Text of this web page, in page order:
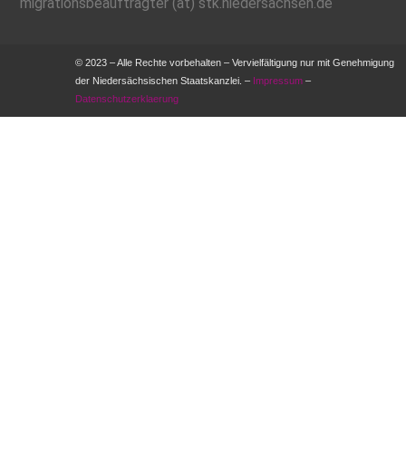
migrationsbeauftragter (at) stk.niedersachsen.de
© 2023 – Alle Rechte vorbehalten – Vervielfältigung nur mit Genehmigung
der Niedersächsischen Staatskanzlei. – Impressum –
Datenschutzerklaerung